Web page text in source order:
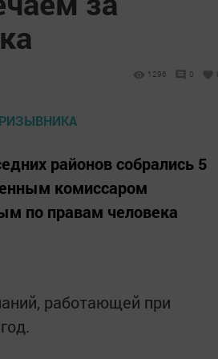
1296 0
районов собрались 5
комиссаром
по правам человека
работающей при